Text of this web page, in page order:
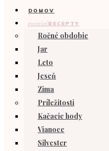
DOMOV
prezrieťRECEPTY
Ročné obdobie
Jar
Leto
Jeseň
Zima
Príležitosti
Kačacie hody
Vianoce
Silvester